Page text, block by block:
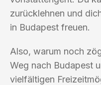
zurücklehnen und
in Budapest freuen.
Also, warum noch
Weg nach Budapest
vielfältigen